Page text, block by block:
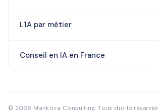
L'IA par métier
Conseil en IA en France
© 2026 Mankova Consulting. Tous droits réservés.